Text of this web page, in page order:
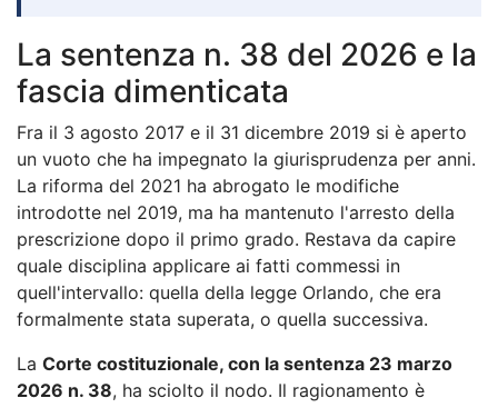
La sentenza n. 38 del 2026 e la
fascia dimenticata
Fra il 3 agosto 2017 e il 31 dicembre 2019 si è aperto
un vuoto che ha impegnato la giurisprudenza per anni.
La riforma del 2021 ha abrogato le modifiche
introdotte nel 2019, ma ha mantenuto l'arresto della
prescrizione dopo il primo grado. Restava da capire
quale disciplina applicare ai fatti commessi in
quell'intervallo: quella della legge Orlando, che era
formalmente stata superata, o quella successiva.
La Corte costituzionale, con la sentenza 23 marzo
2026 n. 38, ha sciolto il nodo. Il ragionamento è